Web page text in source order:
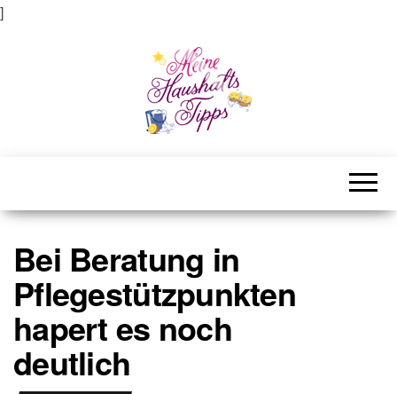
]
Bei Beratung in
Pflegestützpunkten
hapert es noch
deutlich